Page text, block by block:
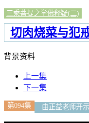
三乘菩提之学佛释疑(二)
切肉烧菜与犯
背景资料
上一集
下一集
第094集 由正益老师开示